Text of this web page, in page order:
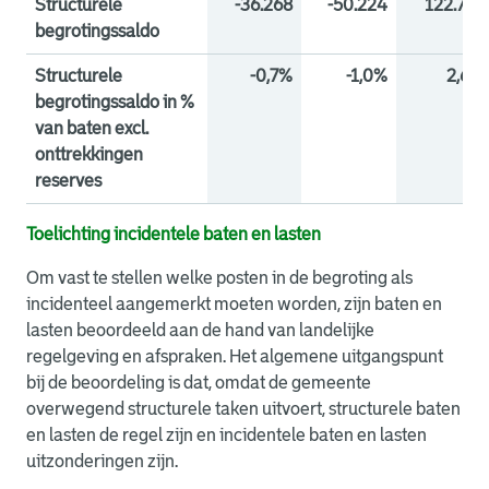
Structurele
begrotingssaldo
-36.268 -50.224 122.763
Structurele
begrotingssaldo in %
van baten excl.
onttrekkingen
reserves
-0,7% -1,0% 2,6%
Toelichting incidentele baten en lasten
Om vast te stellen welke posten in de begroting als
incidenteel aangemerkt moeten worden, zijn baten en
lasten beoordeeld aan de hand van landelijke
regelgeving en afspraken. Het algemene uitgangspunt
bij de beoordeling is dat, omdat de gemeente
overwegend structurele taken uitvoert, structurele baten
en lasten de regel zijn en incidentele baten en lasten
uitzonderingen zijn.